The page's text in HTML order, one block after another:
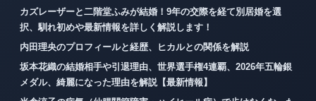
カズレーザーと二階堂ふみが結婚！9年の交際を経て別居婚を選
択、馴れ初めや最新情報を詳しく解説します！
内田理央のプロフィールと経歴、ヒカルとの関係を解説
坂本花織の結婚相手や引退理由、世界選手権4連覇、2026年五輪銀
メダル、綺麗になった理由を解説【最新情報】